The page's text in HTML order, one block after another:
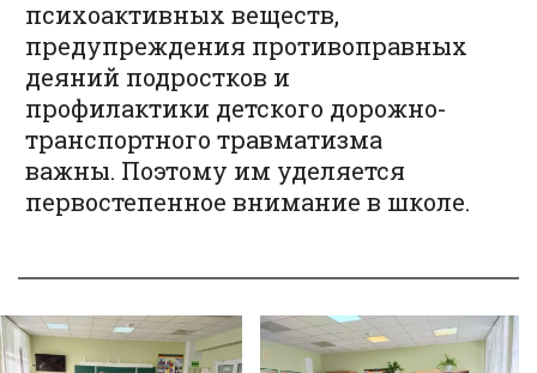
психоактивных веществ,
предупреждения противоправных
деяний подростков и
профилактики детского дорожно-
транспортного травматизма
важны. Поэтому им уделяется
первостепенное внимание в школе.